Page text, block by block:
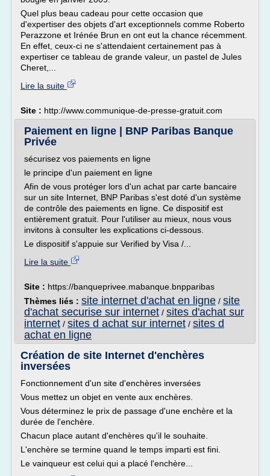
Quel plus beau cadeau pour cette occasion que
d'expertiser des objets d'art exceptionnels comme Roberto
Perazzone et Irénée Brun en ont eut la chance récemment.
En effet, ceux-ci ne s'attendaient certainement pas à
expertiser ce tableau de grande valeur, un pastel de Jules
Cheret,...
Lire la suite
Site : http://www.communique-de-presse-gratuit.com
Paiement en ligne | BNP Paribas Banque
Privée
sécurisez vos paiements en ligne
le principe d'un paiement en ligne
Afin de vous protéger lors d'un achat par carte bancaire
sur un site Internet, BNP Paribas s'est doté d'un système
de contrôle des paiements en ligne. Ce dispositif est
entièrement gratuit. Pour l'utiliser au mieux, nous vous
invitons à consulter les explications ci-dessous.
Le dispositif s'appuie sur Verified by Visa /...
Lire la suite
Site : https://banqueprivee.mabanque.bnpparibas
Thèmes liés : site internet d'achat en ligne / site
d'achat securise sur internet / sites d'achat sur
internet / sites d achat sur internet / sites d
achat en ligne
Création de site Internet d'enchères
inversées
Fonctionnement d'un site d'enchères inversées
Vous mettez un objet en vente aux enchères.
Vous déterminez le prix de passage d'une enchère et la
durée de l'enchère.
Chacun place autant d'enchères qu'il le souhaite.
L'enchère se termine quand le temps imparti est fini.
Le vainqueur est celui qui a placé l'enchère...